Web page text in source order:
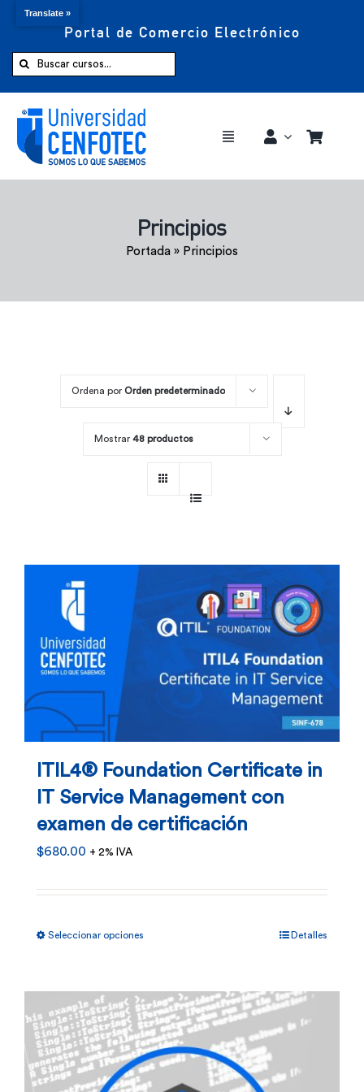
Portal de Comercio Electrónico
Buscar:
Toggle
Comprar ahora
Principios
Portada » Principios
Ordena por Orden predeterminado
Mostrar 48 productos
ITIL4® Foundation Certificate in
IT Service Management con
examen de certificación
$680.00 + 2% IVA
Seleccionar opciones
múltiples
variantes.
Las
opciones
Detalles
Translate »